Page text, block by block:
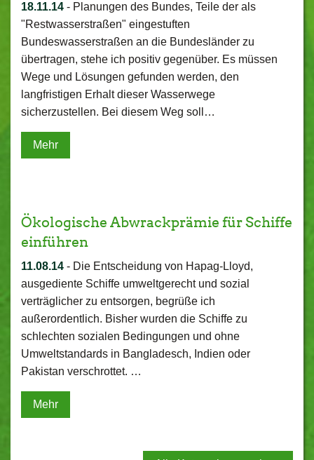
18.11.14 - Planungen des Bundes, Teile der als
"Restwasserstraßen" eingestuften
Bundeswasserstraßen an die Bundesländer zu
übertragen, stehe ich positiv gegenüber. Es müssen
Wege und Lösungen gefunden werden, den
langfristigen Erhalt dieser Wasserwege
sicherzustellen. Bei diesem Weg soll…
Mehr
Ökologische Abwrackprämie für Schiffe
einführen
11.08.14 - Die Entscheidung von Hapag-Lloyd,
ausgediente Schiffe umweltgerecht und sozial
verträglicher zu entsorgen, begrüße ich
außerordentlich. Bisher wurden die Schiffe zu
schlechten sozialen Bedingungen und ohne
Umweltstandards in Bangladesch, Indien oder
Pakistan verschrottet. …
Mehr